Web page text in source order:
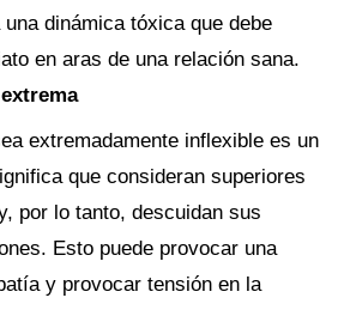
dinámica tóxica que debe
en aras de una relación sana.
extremadamente inflexible es un
que consideran superiores
por lo tanto, descuidan sus
Esto puede provocar una
y provocar tensión en la